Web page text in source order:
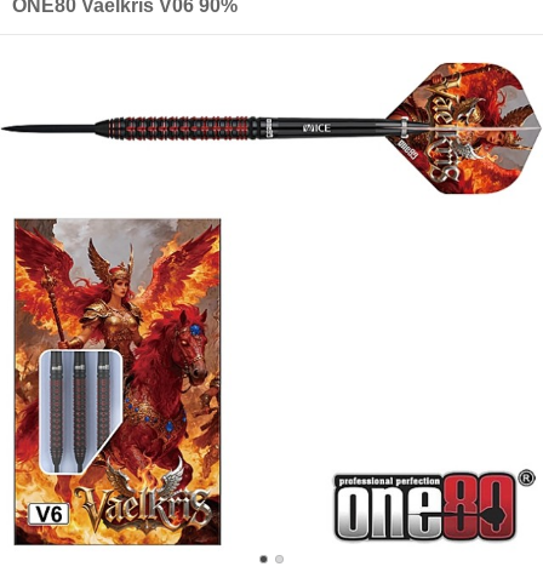
ONE80 Vaelkris V06 90%